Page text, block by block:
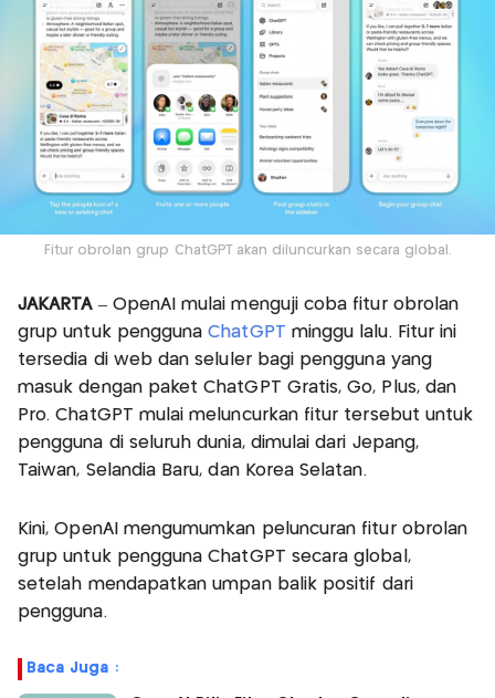
Fitur obrolan grup ChatGPT akan diluncurkan secara global.
JAKARTA– OpenAI mulai menguji coba fitur obrolan
grup untuk penggunaChatGPT minggu lalu. Fitur ini
tersedia di web dan seluler bagi pengguna yang
masuk dengan paket ChatGPT Gratis, Go, Plus, dan
Pro. ChatGPT mulai meluncurkan fitur tersebut untuk
pengguna di seluruh dunia, dimulai dari Jepang,
Taiwan, Selandia Baru, dan Korea Selatan.
Kini, OpenAI mengumumkan peluncuran fitur obrolan
grup untuk pengguna ChatGPT secara global,
setelah mendapatkan umpan balik positif dari
pengguna.
Baca Juga :